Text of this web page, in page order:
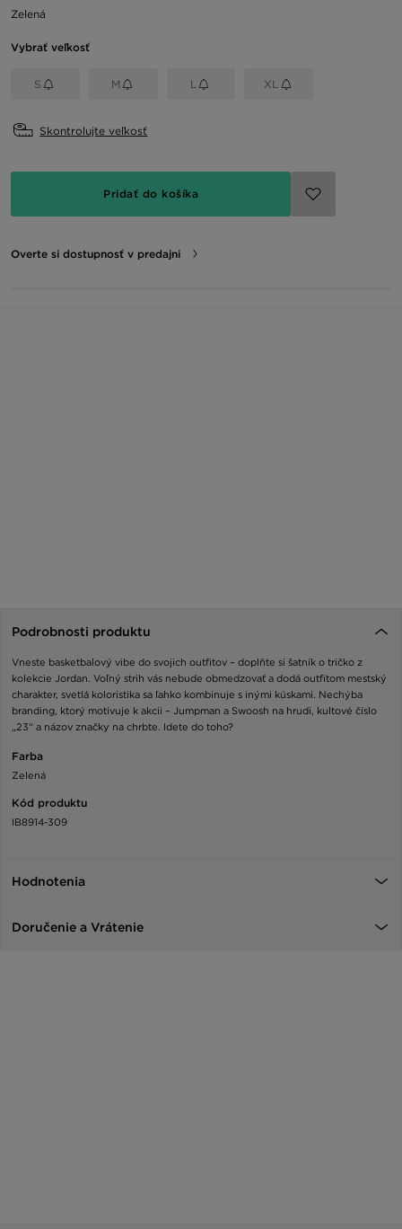
Zelená
Vybrať veľkosť
S M L XL
Skontrolujte veľkosť
Pridať do košíka
Overte si dostupnosť v predajni
Podrobnosti produktu
Vneste basketbalový vibe do svojich outfitov – doplňte si šatník o tričko z
kolekcie Jordan. Voľný strih vás nebude obmedzovať a dodá outfitom mestský
charakter, svetlá koloristika sa ľahko kombinuje s inými kúskami. Nechýba
branding, ktorý motivuje k akcii – Jumpman a Swoosh na hrudi, kultové číslo
„23“ a názov značky na chrbte. Idete do toho?
Farba
Zelená
Kód produktu
IB8914-309
Hodnotenia
Doručenie a Vrátenie